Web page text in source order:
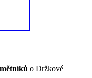
o Držkové